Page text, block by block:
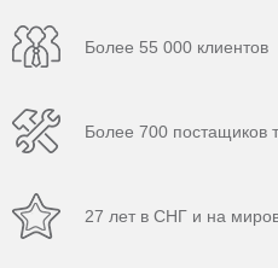
Более 55 000 клиентов
Более 700 постащиков
27 лет в СНГ и на